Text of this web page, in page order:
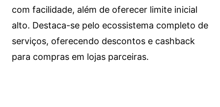
com facilidade, além de oferecer limite inicial
alto. Destaca-se pelo ecossistema completo de
serviços, oferecendo descontos e cashback
para compras em lojas parceiras.